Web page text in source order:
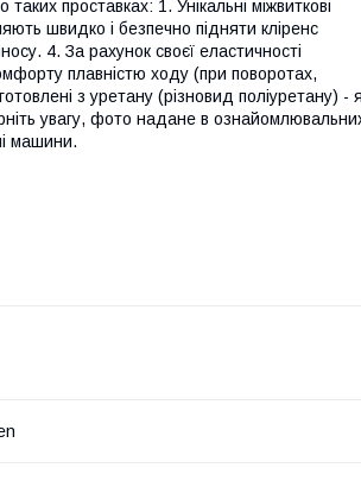
проставках: 1. Унікальні міжвиткові
швидко і безпечно підняти кліренс
4. За рахунок своєї еластичності
плавністю ходу (при поворотах,
з уретану (різновид поліуретану) -
увагу, фото надане в
машини.